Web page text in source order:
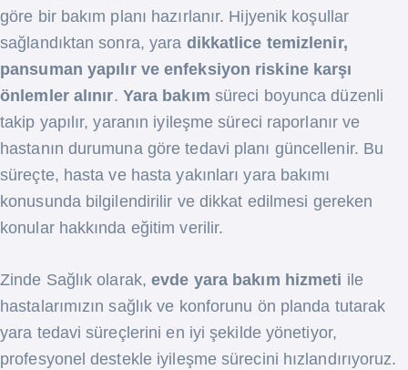
göre bir bakım planı hazırlanır. Hijyenik koşullar
sağlandıktan sonra, yara dikkatlice temizlenir,
pansuman yapılır ve enfeksiyon riskine karşı
önlemler alınır. Yara bakım süreci boyunca düzenli
takip yapılır, yaranın iyileşme süreci raporlanır ve
hastanın durumuna göre tedavi planı güncellenir. Bu
süreçte, hasta ve hasta yakınları yara bakımı
konusunda bilgilendirilir ve dikkat edilmesi gereken
konular hakkında eğitim verilir.
Zinde Sağlık olarak,evde yara bakım hizmeti ile
hastalarımızın sağlık ve konforunu ön planda tutarak
yara tedavi süreçlerini en iyi şekilde yönetiyor,
profesyonel destekle iyileşme sürecini hızlandırıyoruz.